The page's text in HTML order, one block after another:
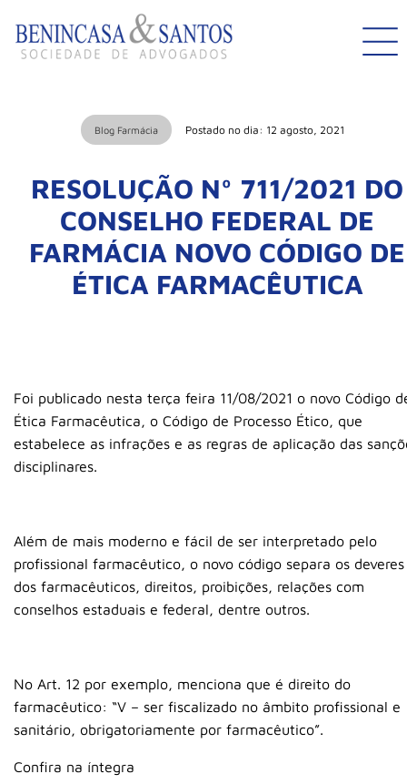
Blog Farmácia Postado no dia: 12 agosto, 2021
RESOLUÇÃO Nº 711/2021 DO
CONSELHO FEDERAL DE
FARMÁCIA NOVO CÓDIGO DE
ÉTICA FARMACÊUTICA
Foi publicado nesta terça feira 11/08/2021 o novo Código
Ética Farmacêutica, o Código de Processo Ético, que
estabelece as infrações e as regras de aplicação das
disciplinares.
Além de mais moderno e fácil de ser interpretado pelo
profissional farmacêutico, o novo código separa os deveres
dos farmacêuticos, direitos, proibições, relações com
conselhos estaduais e federal, dentre outros.
No Art. 12 por exemplo, menciona que é direito do
farmacêutico: “V – ser fiscalizado no âmbito profissional e
sanitário, obrigatoriamente por farmacêutico”.
Confira na íntegra